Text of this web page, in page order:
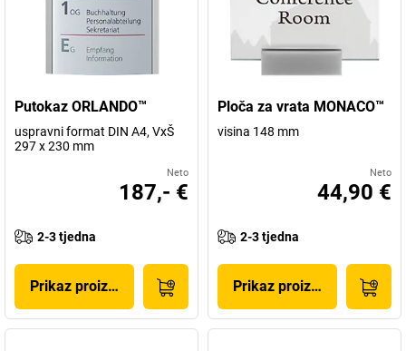
Putokaz ORLANDO™
uspravni format DIN A4, VxŠ
297 x 230 mm
Neto
187,- €
2-3 tjedna
Prikaz proizvoda
Ploča za vrata MONACO™
visina 148 mm
Neto
44,90 €
2-3 tjedna
Prikaz proizvoda